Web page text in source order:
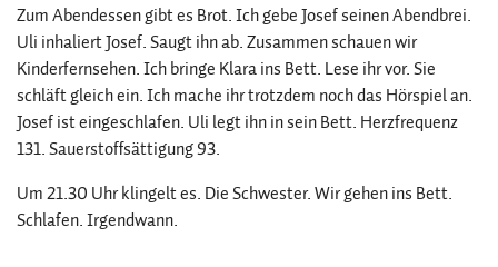
Zum Abendessen gibt es Brot. Ich gebe Josef seinen Abendbrei.
Uli inhaliert Josef. Saugt ihn ab. Zusammen schauen wir
Kinderfernsehen. Ich bringe Klara ins Bett. Lese ihr vor. Sie
schläft gleich ein. Ich mache ihr trotzdem noch das Hörspiel an.
Josef ist eingeschlafen. Uli legt ihn in sein Bett. Herzfrequenz
131. Sauerstoffsättigung 93.
Um 21.30 Uhr klingelt es. Die Schwester. Wir gehen ins Bett.
Schlafen. Irgendwann.